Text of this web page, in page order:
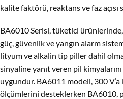
kalite faktörü, reaktans ve faz açısı
BA6010 Serisi, tüketici
güç, güvenlik ve yangın alarm
lityum ve alkalin tip piller dahil
sinyaline yanıt veren pil
uygundur. BA6011 modeli, 300
ölçümlerini desteklerken BA6010,